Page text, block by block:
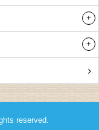
reserved.